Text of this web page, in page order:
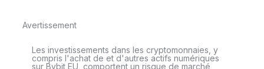
Avertissement
Les investissements dans les cryptomonnaies, y
compris l'achat de et d'autres actifs numériques
sur Bybit EU, comportent un risque de marché